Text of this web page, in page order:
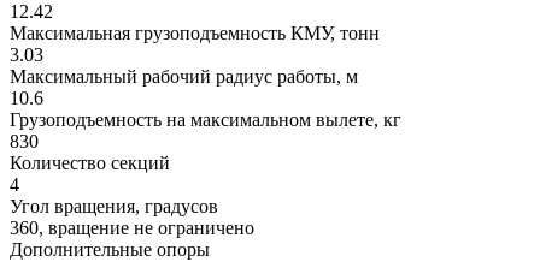
12.42
Максимальная грузоподъемность КМУ, тонн
3.03
Максимальный рабочий радиус работы, м
10.6
Грузоподъемность на максимальном вылете, кг
830
Количество секций
4
Угол вращения, градусов
360, вращение не ограничено
Дополнительные опоры